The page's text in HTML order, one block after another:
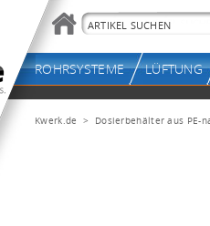
Kwerk.de > Dosierbehälter aus PE-